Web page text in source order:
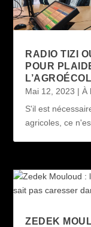
RADIO TIZI
POUR
Mai 12, 2023 |À
S'il est
agricoles, ce
ZEDEK